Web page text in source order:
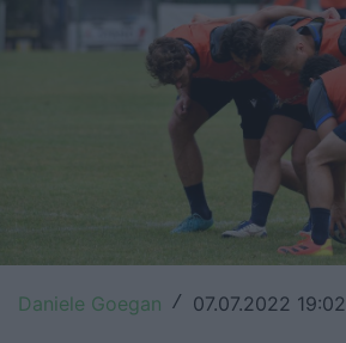
Internazionale
United Rugby Championship
Premiership
Champions Cup
Daniele Goegan / 07.07.2022 19:02